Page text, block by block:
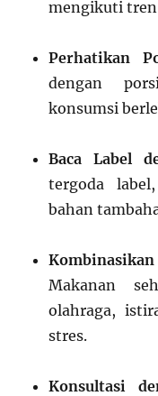
mengikuti
Perhatikan
dengan
konsumsi
Baca Label
tergoda
bahan
Makanan
olahraga,
stres.
Konsultasi